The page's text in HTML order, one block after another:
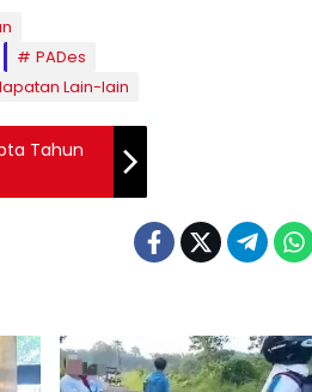
PADes
Lain-lain
Tahun